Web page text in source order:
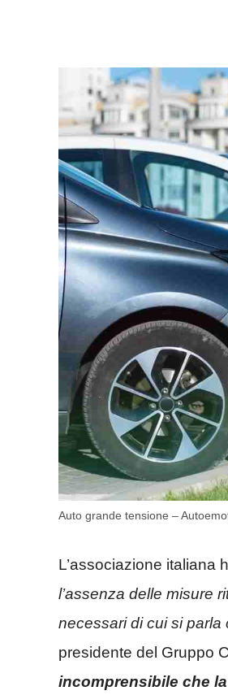
Auto grande tensione –
L’associazione italiana
l’assenza delle misure
necessari di cui si parla
presidente del Gruppo
incomprensibile che